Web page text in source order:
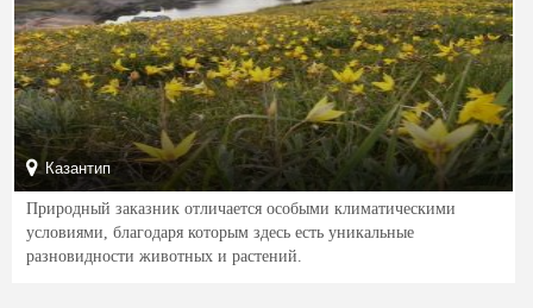
Казантип
Природный заказник отличается особыми климатическими
условиями, благодаря которым здесь есть уникальные
разновидности животных и растений.